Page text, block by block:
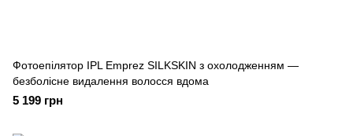
Фотоепілятор IPL Emprez SILKSKIN з охолодженням —
безболісне видалення волосся вдома
5 199 грн